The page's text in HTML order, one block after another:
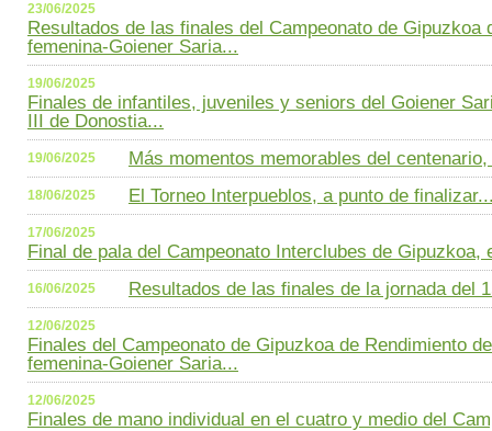
23/06/2025
Resultados de las finales del Campeonato de Gipuzkoa
femenina-Goiener Saria...
19/06/2025
Finales de infantiles, juveniles y seniors del Goiener
III de Donostia...
19/06/2025 Más momentos memorables del
18/06/2025 El Torneo Interpueblos, a punto de
17/06/2025
Final de pala del Campeonato Interclubes de Gipuzkoa,
16/06/2025 Resultados de las finales de la jornada del
12/06/2025
Finales del Campeonato de Gipuzkoa de Rendimiento
femenina-Goiener Saria...
12/06/2025
Finales de mano individual en el cuatro y medio del